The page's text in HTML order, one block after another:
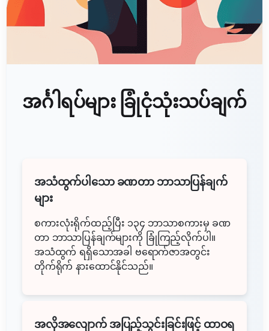
အင်္ဂါရပ်များ ခြုံငုံသုံးသပ်ချက်
အသံထွက်ပါသော ခဏတာ ဘာသာပြန်ချက်
များ
စကားလုံးရိုက်ထည့်ပြီး ၁၃၄ ဘာသာစကားမှ ခဏ
တာ ဘာသာပြန်ချက်များကို ခြုံကြည့်လိုက်ပါ။
အသံထွက် ရရှိသောအခါ ဗရောက်ဇာအတွင်း
တိုက်ရိုက် နားထောင်နိုင်သည်။
အလိုအလျောက် အပြည့်သွင်းခြင်းဖြင့် ထာဝရ